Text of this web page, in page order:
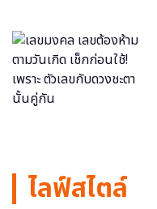
ไลฟ์สไตล์